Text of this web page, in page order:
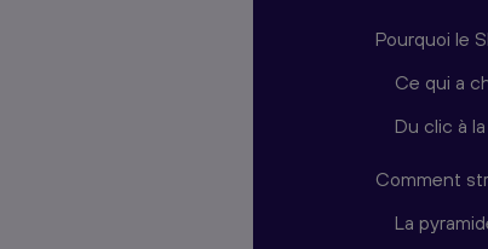
Pourquoi le
Ce qui a
Du clic à
Comment
La